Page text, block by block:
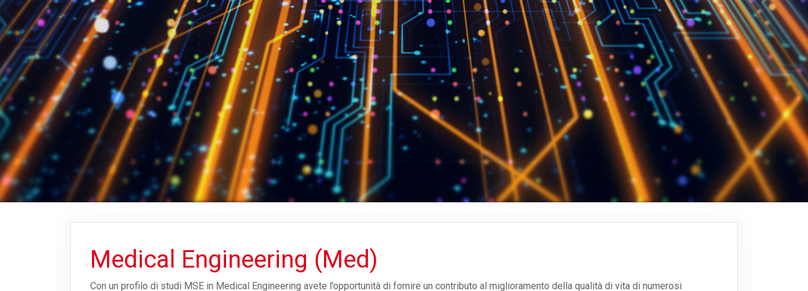
Medical Engineering (Med)
Con un profilo di studi MSE in Medical Engineering avete l’opportunità di fornire un contributo al miglioramento della qualità di vita di numerosi